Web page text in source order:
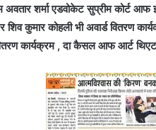
शर्मा एडवोकेट सुप्रीम कोर्ट
कुमार कोहली भी अवार्ड वितरण
कार्यक्रम , दा कैसल आफ आर्ट